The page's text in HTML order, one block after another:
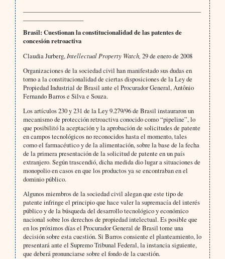
Brasil: Cuestionan la constitucionalidad de las patentes de
concesión retroactiva
Claudia Jurberg, Intellectual Property Watch, 29 de enero de 2008
Organizaciones de la sociedad civil han manifestado sus dudas en
torno a la constitucionalidad de ciertas disposiciones de la Ley de
Propiedad Industrial de Brasil ante el Procurador General, Antônio
Fernando Barros e Silva e Souza.
Los artículos 230 y 231 de la Ley 9.279/96 de Brasil instauraron un
mecanismo de protección retroactiva conocido como “pipeline”, lo
que posibilitó la aceptación y la aprobación de solicitudes de patente
en campos tecnológicos no reconocidos hasta el momento, tales
como el farmacéutico y de la alimentación, sobre la base de la fecha
de la primera presentación de la solicitud de patente en un país
extranjero. Según trascendió, dicha medida dio lugar a situaciones de
monopolio en casos en que los productos ya se encontraban en el
dominio público.
Algunos miembros de la sociedad civil alegan que este tipo de
patente infringe el principio que hace valer la supremacía del interés
público y de la búsqueda del desarrollo tecnológico y económico
nacional sobre los derechos de propiedad intelectual. Es posible que
en los próximos días el Procurador General de Brasil tome una
decisión sobre esta cuestión. Si Barros consiente el planteamiento, lo
presentará ante el Supremo Tribunal Federal, la instancia siguiente,
que deberá pronunciarse sobre el fondo de la cuestión.